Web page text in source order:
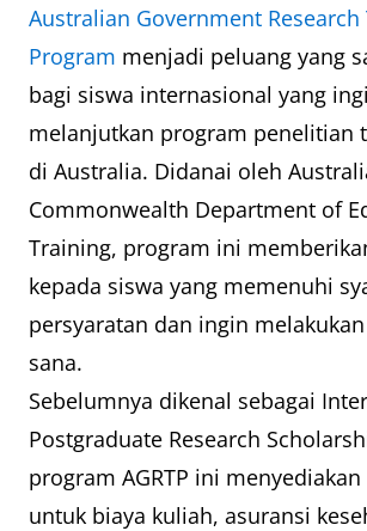
Australian Government
Program menjadi peluang yang
bagi siswa internasional yang
melanjutkan program penelitian
di Australia. Didanai oleh
Commonwealth Department of
Training, program ini
kepada siswa yang memenuhi
persyaratan dan ingin
sana.
Sebelumnya dikenal sebagai
Postgraduate Research
program AGRTP ini
untuk biaya kuliah, asuransi